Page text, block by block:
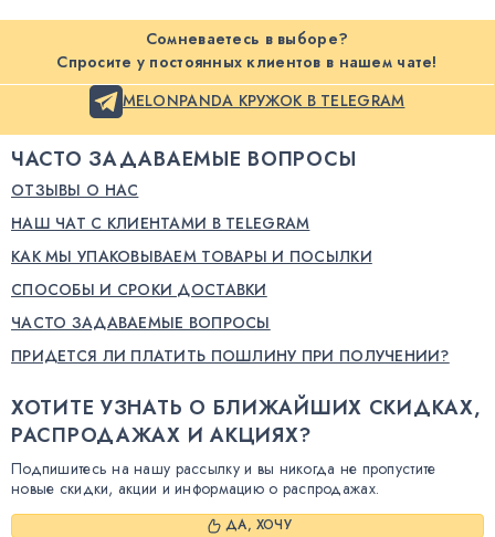
Сомневаетесь в выборе?
Спросите у постоянных клиентов в нашем чате!
MELONPANDA КРУЖОК В TELEGRAM
ЧАСТО ЗАДАВАЕМЫЕ ВОПРОСЫ
ОТЗЫВЫ О НАС
НАШ ЧАТ С КЛИЕНТАМИ В TELEGRAM
КАК МЫ УПАКОВЫВАЕМ ТОВАРЫ И ПОСЫЛКИ
СПОСОБЫ И СРОКИ ДОСТАВКИ
ЧАСТО ЗАДАВАЕМЫЕ ВОПРОСЫ
ПРИДЕТСЯ ЛИ ПЛАТИТЬ ПОШЛИНУ ПРИ ПОЛУЧЕНИИ?
ХОТИТЕ УЗНАТЬ О БЛИЖАЙШИХ СКИДКАХ,
РАСПРОДАЖАХ И АКЦИЯХ?
Подпишитесь на нашу рассылку и вы никогда не пропустите
новые скидки, акции и информацию о распродажах.
ДА, ХОЧУ